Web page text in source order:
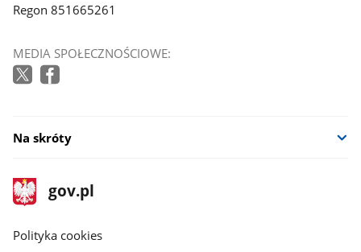
Regon 851665261
MEDIA SPOŁECZNOŚCIOWE:
Na skróty
stopka
gov.pl
Strona
gov.pl
gov.pl
Polityka cookies